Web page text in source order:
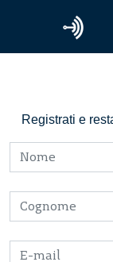
Registrati e